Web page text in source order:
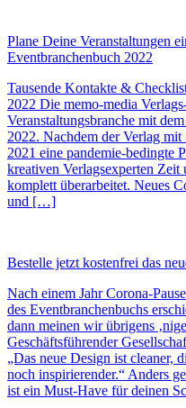
Plane Deine Veranstaltungen
Eventbranchenbuch 2022
Tausende Kontakte &
2022 Die memo-media
Veranstaltungsbranche mit
2022. Nachdem der Verlag
2021 eine pandemie-bedingte
kreativen Verlagsexperten
komplett überarbeitet. Neues
und […]
Bestelle jetzt kostenfrei das
Nach einem Jahr Corona-
des Eventbranchenbuchs
dann meinen wir übrigens
Geschäftsführender
„Das neue Design ist cleaner,
noch inspirierender.“ Anders
ist ein Must-Have für deinen